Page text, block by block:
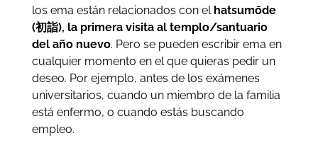
los ema están relacionados con el hatsumōde
(初詣), la primera visita al templo/santuario
del año nuevo. Pero se pueden escribir ema en
cualquier momento en el que quieras pedir un
deseo. Por ejemplo, antes de los exámenes
universitarios, cuando un miembro de la familia
está enfermo, o cuando estás buscando
empleo.